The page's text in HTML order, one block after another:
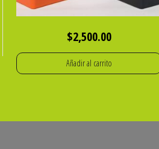
$2,500.00
Añadir al carrito